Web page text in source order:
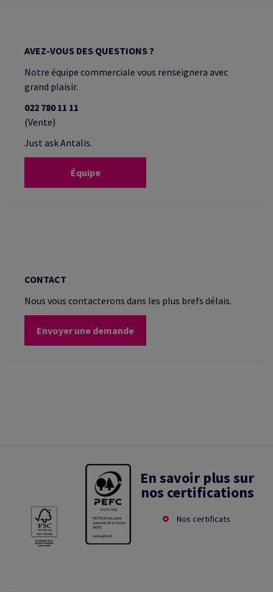
AVEZ-VOUS DES QUESTIONS ?
Notre équipe commerciale vous renseignera avec
grand plaisir.
022 780 11 11
(Vente)
Just ask Antalis.
Équipe
CONTACT
Nous vous contacterons dans les plus brefs délais.
Envoyer une demande
En savoir plus sur
nos certifications
Nos certificats